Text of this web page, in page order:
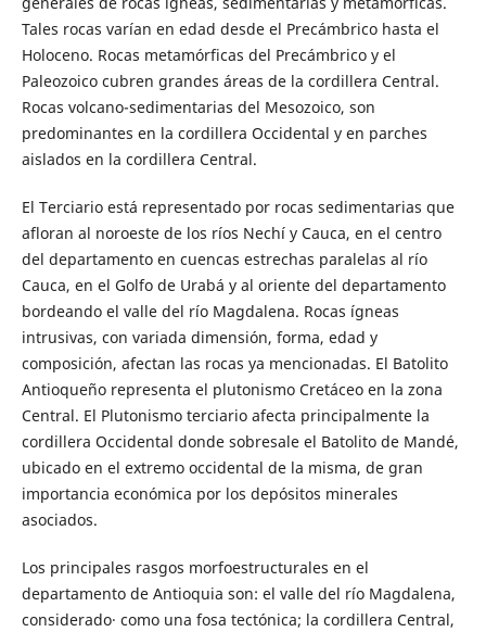
Tales rocas varían en edad desde el Precámbrico hasta el
Holoceno. Rocas metamórficas del Precámbrico y el
Paleozoico cubren grandes áreas de la cordillera Central.
Rocas volcano-sedimentarias del Mesozoico, son
predominantes en la cordillera Occidental y en parches
aislados en la cordillera Central.
El Terciario está representado por rocas sedimentarias que
afloran al noroeste de los ríos Nechí y Cauca, en el centro
del departamento en cuencas estrechas paralelas al río
Cauca, en el Golfo de Urabá y al oriente del departamento
bordeando el valle del río Magdalena. Rocas ígneas
intrusivas, con variada dimensión, forma, edad y
composición, afectan las rocas ya mencionadas. El Batolito
Antioqueño representa el plutonismo Cretáceo en la zona
Central. El Plutonismo terciario afecta principalmente la
cordillera Occidental donde sobresale el Batolito de Mandé,
ubicado en el extremo occidental de la misma, de gran
importancia económica por los depósitos minerales
asociados.
Los principales rasgos morfoestructurales en el
departamento de Antioquia son: el valle del río Magdalena,
considerado· como una fosa tectónica; la cordillera Central,